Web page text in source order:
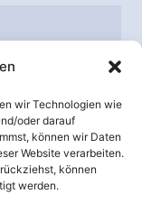
wir Technologien wie
oder darauf
können wir Daten
Website verarbeiten.
können
werden.